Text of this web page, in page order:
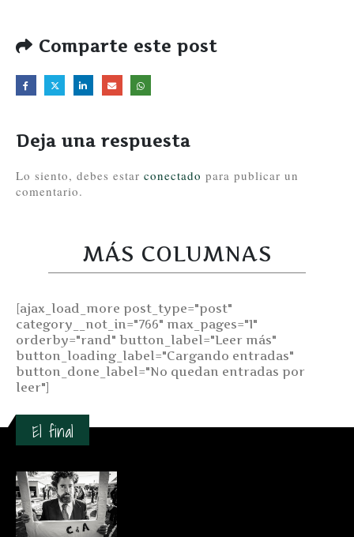
Comparte este post
Deja una respuesta
Lo siento, debes estar conectado para publicar un
comentario.
MÁS COLUMNAS
[ajax_load_more post_type="post"
category__not_in="766" max_pages="1"
orderby="rand" button_label="Leer más"
button_loading_label="Cargando entradas"
button_done_label="No quedan entradas por
leer"]
El final